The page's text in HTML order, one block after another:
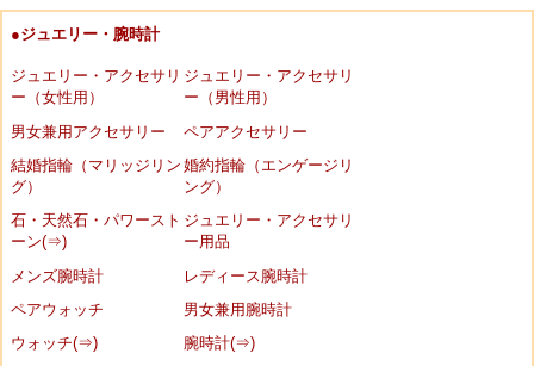
●ジュエリー・腕時計
ジュエリー・アクセサリ
ー（女性用）
ジュエリー・アクセサリ
ー（男性用）
男女兼用アクセサリー
ペアアクセサリー
結婚指輪（マリッジリン
グ）
婚約指輪（エンゲージリ
ング）
石・天然石・パワースト
ーン(⇒)
ジュエリー・アクセサリ
ー用品
メンズ腕時計
レディース腕時計
ペアウォッチ
男女兼用腕時計
ウォッチ(⇒)
腕時計(⇒)